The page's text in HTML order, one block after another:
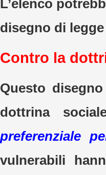
L’elenco
disegno di
Contro la
Questo
dottrina
preferenziale
vulnerabili